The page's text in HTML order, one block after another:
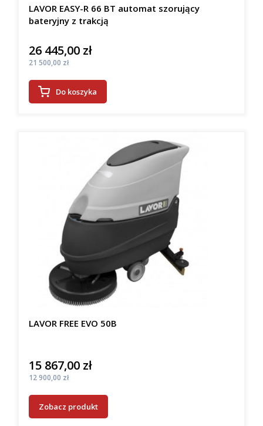
LAVOR EASY-R 66 BT automat szorujący
bateryjny z trakcją
Cena
26 445,00 zł
Cena
21 500,00 zł
Do koszyka
LAVOR FREE EVO 50B
Cena
15 867,00 zł
Cena
12 900,00 zł
Zobacz produkt